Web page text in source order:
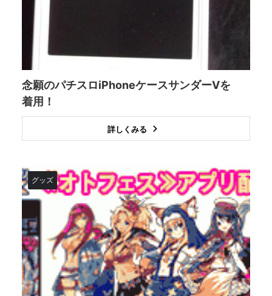
念願のパチスロiPhoneケースサンダーVを
着用！
詳しくみる
グッズ